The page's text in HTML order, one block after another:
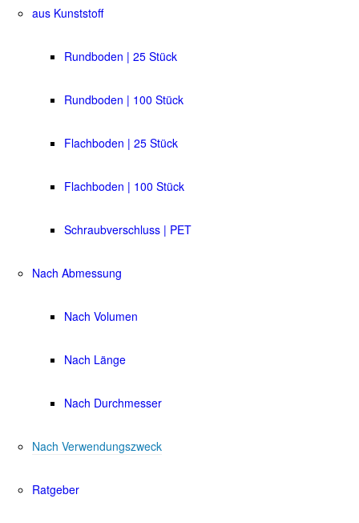
aus Kunststoff
Rundboden | 25 Stück
Rundboden | 100 Stück
Flachboden | 25 Stück
Flachboden | 100 Stück
Schraubverschluss | PET
Nach Abmessung
Nach Volumen
Nach Länge
Nach Durchmesser
Nach Verwendungszweck
Ratgeber